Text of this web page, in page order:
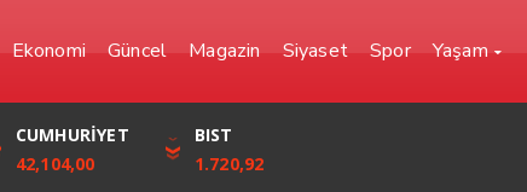
Ekonomi Güncel Magazin Siyaset Spor Yaşam
YEN
0,0000
FRANK
57,6861
CUMHURİYET
42,104,00
BIST
1.720,92